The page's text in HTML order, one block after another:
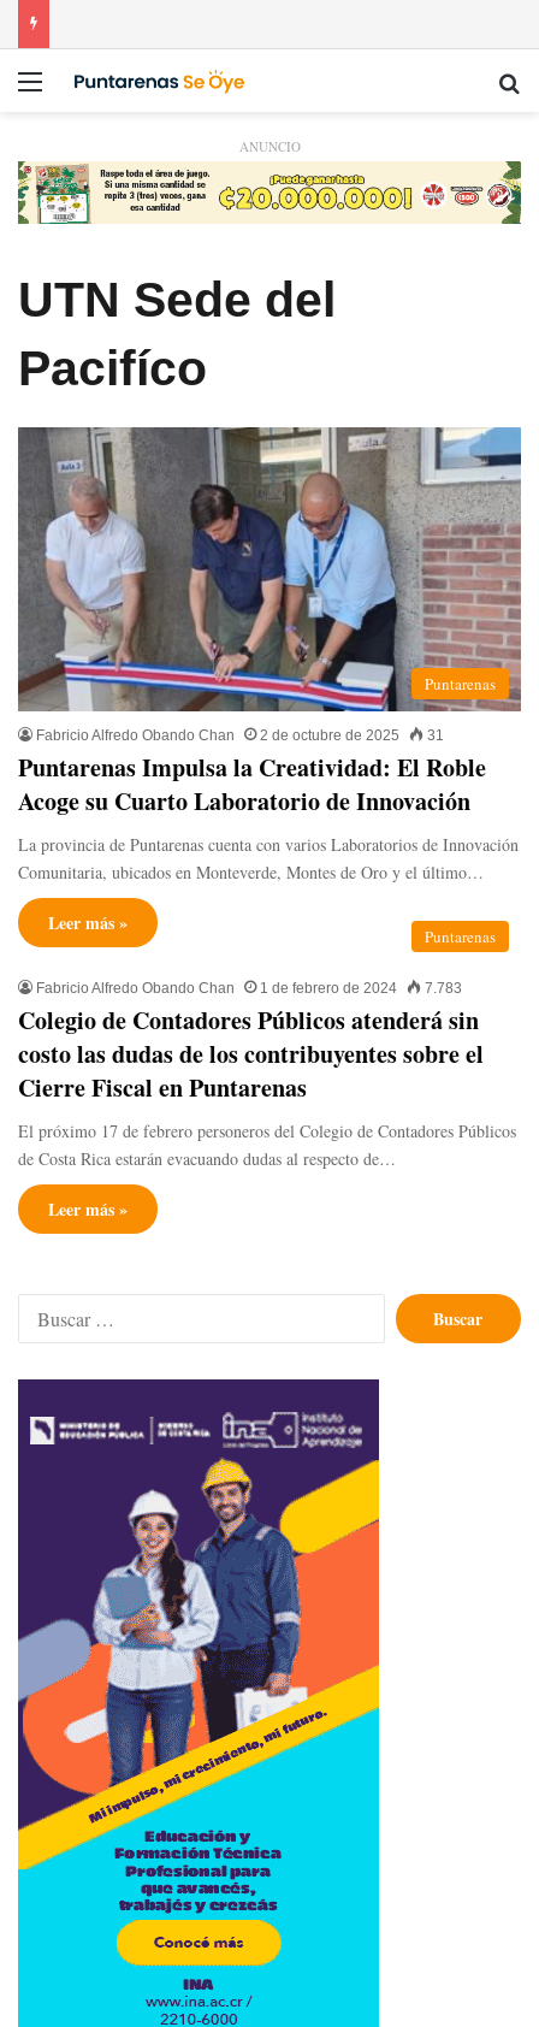
Menú
ANUNCIO
UTN Sede del
Pacifíco
Puntarenas
Fabricio Alfredo Obando Chan 2 de octubre de 2025 31
Puntarenas Impulsa la Creatividad: El Roble
Acoge su Cuarto Laboratorio de Innovación
La provincia de Puntarenas cuenta con varios Laboratorios de Innovación
Comunitaria, ubicados en Monteverde, Montes de Oro y el último…
Leer más »
Puntarenas
Fabricio Alfredo Obando Chan 1 de febrero de 2024 7.783
Colegio de Contadores Públicos atenderá sin
costo las dudas de los contribuyentes sobre el
Cierre Fiscal en Puntarenas
El próximo 17 de febrero personeros del Colegio de Contadores Públicos
de Costa Rica estarán evacuando dudas al respecto de…
Leer más »
Buscar: